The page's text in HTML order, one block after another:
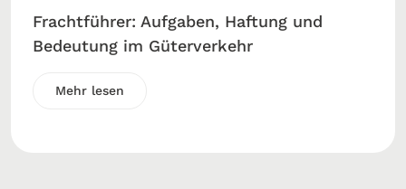
Frachtführer: Aufgaben, Haftung und
Bedeutung im Güterverkehr
Mehr lesen